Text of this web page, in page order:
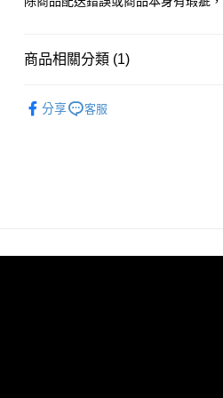
商品相關分類 (1)
分享
客服